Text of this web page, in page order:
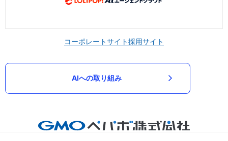
コーポレートサイト採用サイト
AIへの取り組み